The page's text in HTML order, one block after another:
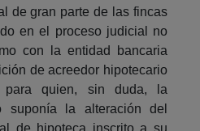
de gran parte de las fincas
en el proceso judicial no
con la entidad bancaria
de acreedor hipotecario
quien, sin duda, la
suponía la alteración del
de hipoteca inscrito a su